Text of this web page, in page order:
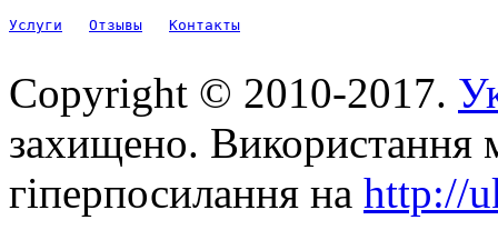
Услуги Отзывы Контакты
Copyright © 2010-2017.
захищено. Використання
гіперпосилання на http://